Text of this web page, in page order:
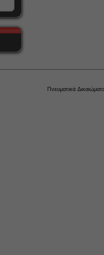
Πνευματικά